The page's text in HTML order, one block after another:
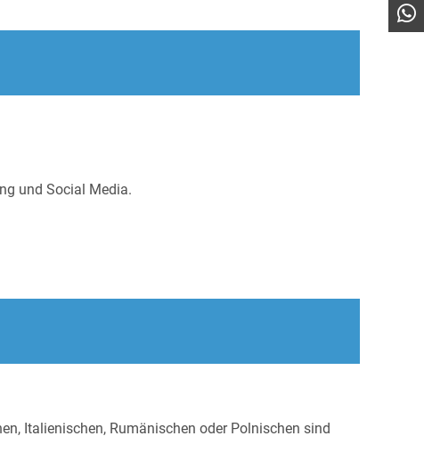
und Social Media.
Italienischen, Rumänischen oder Polnischen sind